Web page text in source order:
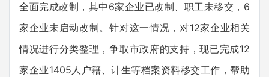
全面完成改制，其中6家企业已改制、职工未移交，6
家企业未启动改制。针对这一情况，对12家企业相关
情况进行分类整理，争取市政府的支持，现已完成12
家企业1405人户籍、计生等档案资料移交工作，帮助